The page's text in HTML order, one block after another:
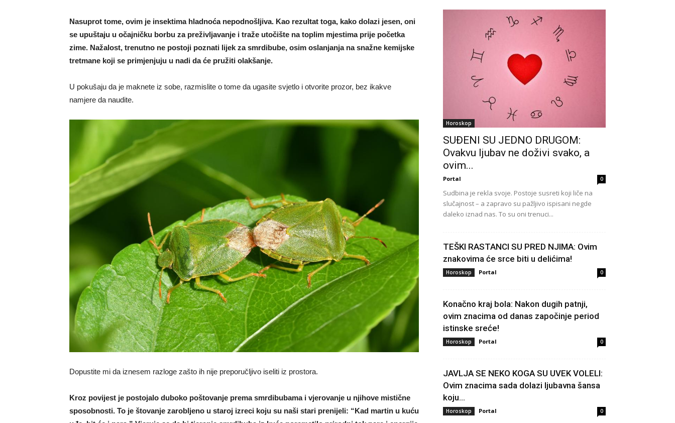
Nasuprot tome, ovim je insektima hladnoća nepodnošljiva. Kao rezultat toga, kako dolazi jesen, oni
se upuštaju u očajničku borbu za preživljavanje i traže utočište na toplim mjestima prije početka
zime. Nažalost, trenutno ne postoji poznati lijek za smrdibube, osim oslanjanja na snažne kemijske
tretmane koji se primjenjuju u nadi da će pružiti olakšanje.
U pokušaju da je maknete iz sobe, razmislite o tome da ugasite svjetlo i otvorite prozor, bez ikakve
namjere da naudite.
Dopustite mi da iznesem razloge zašto ih nije preporučljivo iseliti iz prostora.
Kroz povijest je postojalo duboko poštovanje prema smrdibubama i vjerovanje u njihove mistične
sposobnosti. To je štovanje zarobljeno u staroj izreci koju su naši stari prenijeli: “Kad martin u kuću
Horoskop
SUĐENI SU JEDNO DRUGOM:
Ovakvu ljubav ne doživi svako, a
ovim...
Portal 0
Sudbina je rekla svoje. Postoje susreti koji liče na
slučajnost – a zapravo su pažljivo ispisani negde
daleko iznad nas. To su oni trenuci...
TEŠKI RASTANCI SU PRED NJIMA: Ovim
znakovima će srce biti u delićima!
Horoskop Portal 0
Konačno kraj bola: Nakon dugih patnji,
ovim znacima od danas započinje period
istinske sreće!
Horoskop Portal 0
JAVLJA SE NEKO KOGA SU UVEK VOLELI:
Ovim znacima sada dolazi ljubavna šansa
koju...
Horoskop Portal 0